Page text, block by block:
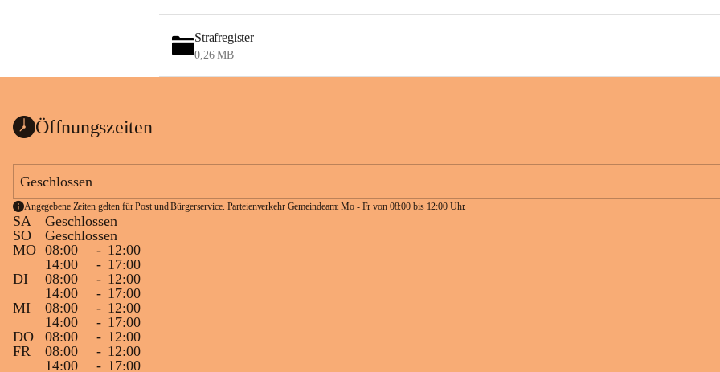
Strafregister
0,26 MB
Öffnungszeiten
Geschlossen
Angegebene Zeiten gelten für Post und Bürgerservice. Parteienverkehr Gemeindeamt Mo - Fr von 08:00 bis 12:00 Uhr.
SA
Geschlossen
SO
Geschlossen
MO 08:00 - 12:00
14:00
- 17:00
DI
08:00 - 12:00
14:00
- 17:00
MI
08:00 - 12:00
14:00
- 17:00
DO
08:00 - 12:00
FR
08:00 - 12:00
14:00
- 17:00